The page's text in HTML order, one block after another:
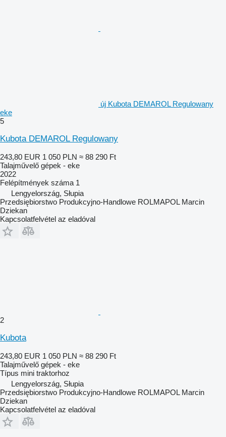
új Kubota DEMAROL Regulowany
eke
5
Kubota DEMAROL Regulowany
243,80 EUR 1 050 PLN ≈ 88 290 Ft
Talajművelő gépek - eke
2022
Felépítmények száma 1
Lengyelország, Słupia
Przedsiębiorstwo Produkcyjno-Handlowe ROLMAPOL Marcin
Dziekan
Kapcsolatfelvétel az eladóval
2
Kubota
243,80 EUR 1 050 PLN ≈ 88 290 Ft
Talajművelő gépek - eke
Típus mini traktorhoz
Lengyelország, Słupia
Przedsiębiorstwo Produkcyjno-Handlowe ROLMAPOL Marcin
Dziekan
Kapcsolatfelvétel az eladóval